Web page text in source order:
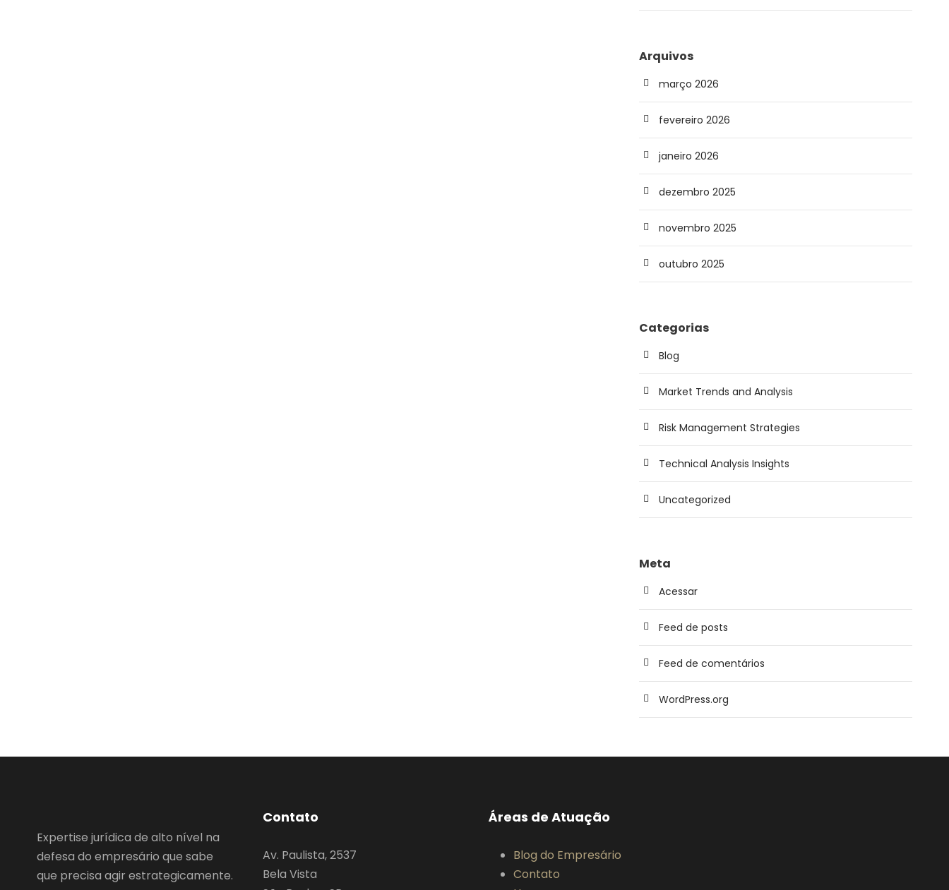
Arquivos
março 2026
fevereiro 2026
janeiro 2026
dezembro 2025
novembro 2025
outubro 2025
Categorias
Blog
Market Trends and Analysis
Risk Management Strategies
Technical Analysis Insights
Uncategorized
Meta
Acessar
Feed de posts
Feed de comentários
WordPress.org
Expertise jurídica de alto nível na
defesa do empresário que sabe
que precisa agir estrategicamente.
Contato
Av. Paulista, 2537
Bela Vista
Áreas de Atuação
Blog do Empresário
Contato